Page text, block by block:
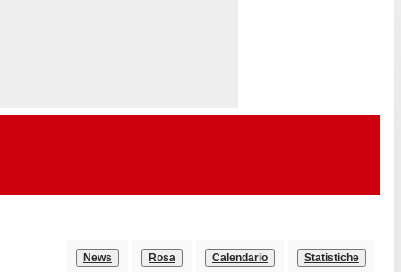
News Rosa Calendario Statistiche